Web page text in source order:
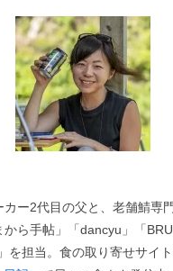
ー2代目の父と、老舗鯖専
ら手帖」「dancyu」「
担当。食の取り寄せサイ